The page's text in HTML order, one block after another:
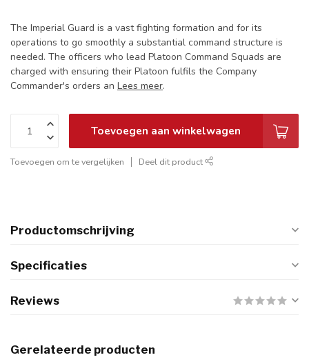
The Imperial Guard is a vast fighting formation and for its
operations to go smoothly a substantial command structure is
needed. The officers who lead Platoon Command Squads are
charged with ensuring their Platoon fulfils the Company
Commander's orders an Lees meer.
Toevoegen aan winkelwagen
Toevoegen om te vergelijken Deel dit product
Productomschrijving
Specificaties
Reviews
Gerelateerde producten